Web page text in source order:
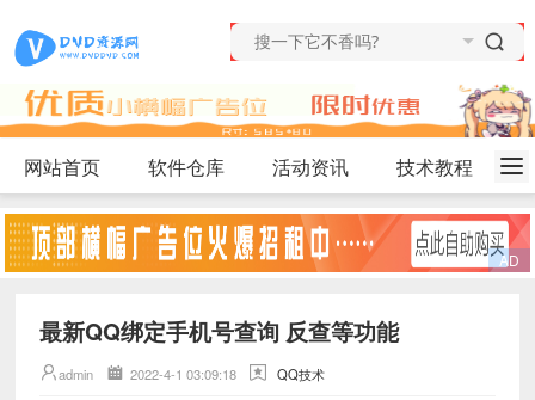
网站首页 软件仓库 活动资讯 技术教程
最新QQ绑定手机号查询 反查等功能
admin 2022-4-1 03:09:18 QQ技术